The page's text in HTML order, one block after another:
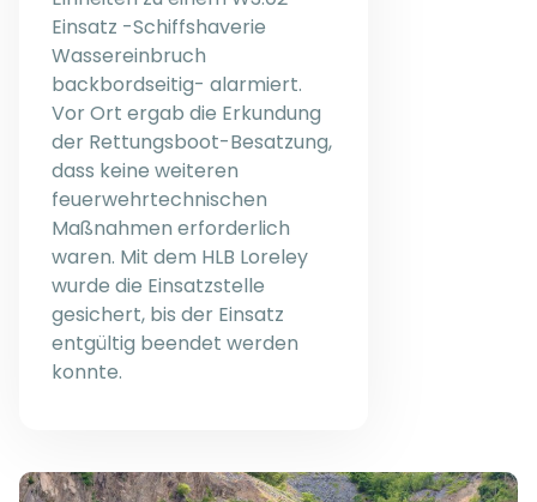
Einsatz -Schiffshaverie
Wassereinbruch
backbordseitig- alarmiert.
Vor Ort ergab die Erkundung
der Rettungsboot-Besatzung,
dass keine weiteren
feuerwehrtechnischen
Maßnahmen erforderlich
waren. Mit dem HLB Loreley
wurde die Einsatzstelle
gesichert, bis der Einsatz
entgültig beendet werden
konnte.